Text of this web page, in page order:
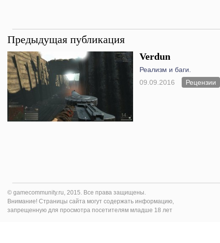
Предыдущая публикация
Verdun
Реализм и баги.
09.09.2016
Рецензии
© gamecommunity.ru, 2015. Все права защищены.
Внимание! Страницы сайта могут содержать информацию,
запрещенную для просмотра посетителям младше 18 лет